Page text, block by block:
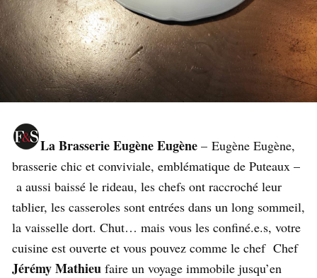
La Brasserie Eugène Eugène – Eugène Eugène,
brasserie chic et conviviale, emblématique de Puteaux –
a aussi baissé le rideau, les chefs ont raccroché leur
tablier, les casseroles sont entrées dans un long sommeil,
la vaisselle dort. Chut… mais vous les confiné.e.s, votre
cuisine est ouverte et vous pouvez comme le chef Chef
Jérémy Mathieu faire un voyage immobile jusqu’en